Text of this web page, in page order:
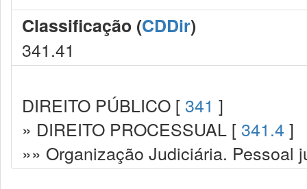
Classificação (CDDir)
341.41
DIREITO PÚBLICO [ 341 ]
» DIREITO PROCESSUAL [ 341.4 ]
»» Organização Judiciária. Pessoal